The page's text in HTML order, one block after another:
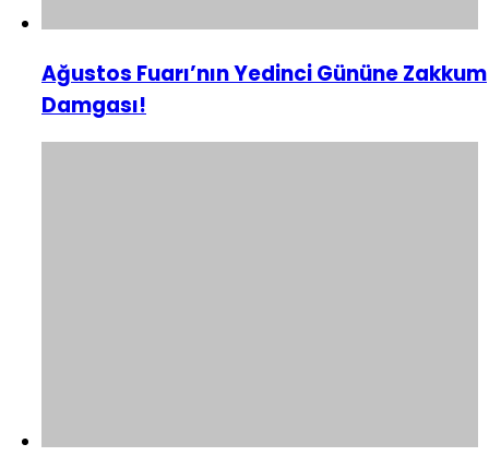
Ağustos Fuarı’nın Yedinci Gününe Zakkum
Damgası!